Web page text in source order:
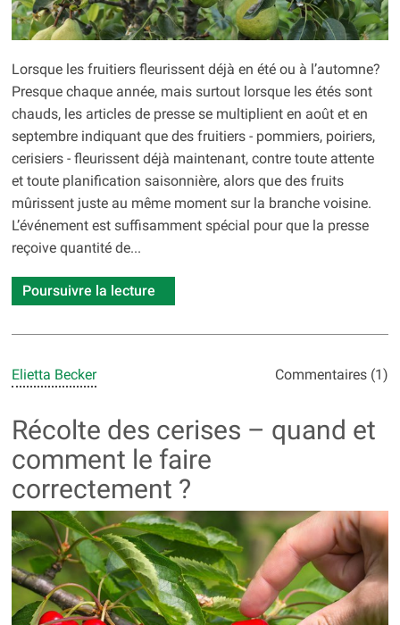
Lorsque les fruitiers fleurissent déjà en été ou à l’automne?
Presque chaque année, mais surtout lorsque les étés sont
chauds, les articles de presse se multiplient en août et en
septembre indiquant que des fruitiers - pommiers, poiriers,
cerisiers - fleurissent déjà maintenant, contre toute attente
et toute planification saisonnière, alors que des fruits
mûrissent juste au même moment sur la branche voisine.
L’événement est suffisamment spécial pour que la presse
reçoive quantité de...
Poursuivre la lecture
Elietta Becker Commentaires (1)
Récolte des cerises – quand et
comment le faire
correctement ?